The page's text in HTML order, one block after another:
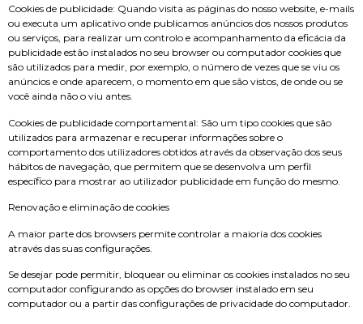
Cookies de publicidade: Quando visita as páginas do nosso website, e-mails
ou executa um aplicativo onde publicamos anúncios dos nossos produtos
ou serviços, para realizar um controlo e acompanhamento da eficácia da
publicidade estão instalados no seu browser ou computador cookies que
são utilizados para medir, por exemplo, o número de vezes que se viu os
anúncios e onde aparecem, o momento em que são vistos, de onde ou se
você ainda não o viu antes.
Cookies de publicidade comportamental: São um tipo cookies que são
utilizados para armazenar e recuperar informações sobre o
comportamento dos utilizadores obtidos através da observação dos seus
hábitos de navegação, que permitem que se desenvolva um perfil
específico para mostrar ao utilizador publicidade em função do mesmo.
Renovação e eliminação de cookies
A maior parte dos browsers permite controlar a maioria dos cookies
através das suas configurações.
Se desejar pode permitir, bloquear ou eliminar os cookies instalados no seu
computador configurando as opções do browser instalado em seu
computador ou a partir das configurações de privacidade do computador.